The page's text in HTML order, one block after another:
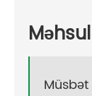
Məhsul